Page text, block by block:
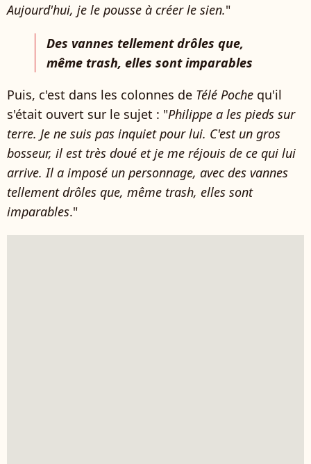
Aujourd'hui, je le pousse à créer le sien."
Des vannes tellement drôles que,
même trash, elles sont imparables
Puis, c'est dans les colonnes de Télé Poche qu'il
s'était ouvert sur le sujet : "Philippe a les pieds sur
terre. Je ne suis pas inquiet pour lui. C'est un gros
bosseur, il est très doué et je me réjouis de ce qui lui
arrive. Il a imposé un personnage, avec des vannes
tellement drôles que, même trash, elles sont
imparables."